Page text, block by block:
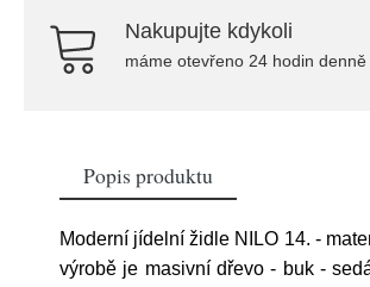
Nakupujte kdykoli
máme otevřeno 24 hodin denně
Popis produktu
Moderní jídelní židle NILO 14. -
výrobě je masivní dřevo - buk -